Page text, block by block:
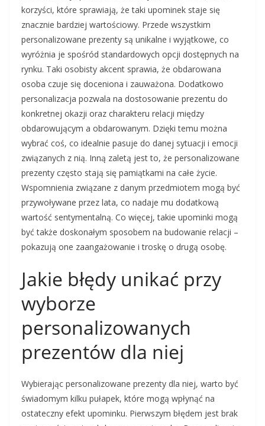
korzyści, które sprawiają, że taki upominek staje się
znacznie bardziej wartościowy. Przede wszystkim
personalizowane prezenty są unikalne i wyjątkowe, co
wyróżnia je spośród standardowych opcji dostępnych na
rynku. Taki osobisty akcent sprawia, że obdarowana
osoba czuje się doceniona i zauważona. Dodatkowo
personalizacja pozwala na dostosowanie prezentu do
konkretnej okazji oraz charakteru relacji między
obdarowującym a obdarowanym. Dzięki temu można
wybrać coś, co idealnie pasuje do danej sytuacji i emocji
związanych z nią. Inną zaletą jest to, że personalizowane
prezenty często stają się pamiątkami na całe życie.
Wspomnienia związane z danym przedmiotem mogą być
przywoływane przez lata, co nadaje mu dodatkową
wartość sentymentalną. Co więcej, takie upominki mogą
być także doskonałym sposobem na budowanie relacji –
pokazują one zaangażowanie i troskę o drugą osobę.
Jakie błędy unikać przy
wyborze
personalizowanych
prezentów dla niej
Wybierając personalizowane prezenty dla niej, warto być
świadomym kilku pułapek, które mogą wpłynąć na
ostateczny efekt upominku. Pierwszym błędem jest brak